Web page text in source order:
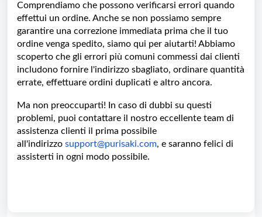
Comprendiamo che possono verificarsi errori quando
effettui un ordine. Anche se non possiamo sempre
garantire una correzione immediata prima che il tuo
ordine venga spedito, siamo qui per aiutarti! Abbiamo
scoperto che gli errori più comuni commessi dai clienti
includono fornire l'indirizzo sbagliato, ordinare quantità
errate, effettuare ordini duplicati e altro ancora.
Ma non preoccuparti! In caso di dubbi su questi
problemi, puoi contattare il nostro eccellente team di
assistenza clienti il prima possibile
all'indirizzo support@purisaki.com, e saranno felici di
assisterti in ogni modo possibile.